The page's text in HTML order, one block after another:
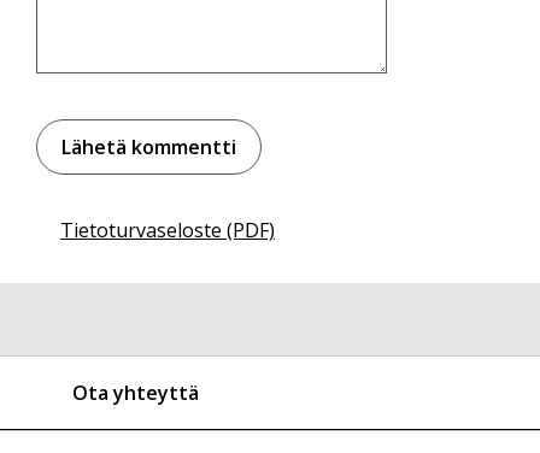
Tietoturvaseloste (PDF)
Ota yhteyttä